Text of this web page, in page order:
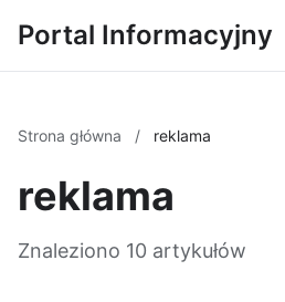
Portal Informacyjny
Strona główna / reklama
reklama
Znaleziono 10 artykułów